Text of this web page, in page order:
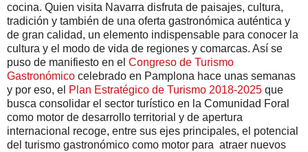
cocina. Quien visita Navarra disfruta de paisajes, cultura,
tradición y también de una oferta gastronómica auténtica y
de gran calidad, un elemento indispensable para conocer la
cultura y el modo de vida de regiones y comarcas. Así se
puso de manifiesto en el Congreso de Turismo
Gastronómico celebrado en Pamplona hace unas semanas
y por eso, el Plan Estratégico de Turismo 2018-2025 que
busca consolidar el sector turístico en la Comunidad Foral
como motor de desarrollo territorial y de apertura
internacional recoge, entre sus ejes principales, el potencial
del turismo gastronómico como motor para atraer nuevos